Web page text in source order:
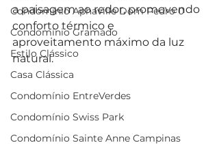
Condomínio Aphaville Dom Pedro 0
Condomínio Gramado
Estilo Clássico
Casa Clássica
Condomínio EntreVerdes
Condomínio Swiss Park
Condomínio Sainte Anne Campinas
a paisagem ao redor, promovendo
conforto térmico e
aproveitamento máximo da luz
natural.